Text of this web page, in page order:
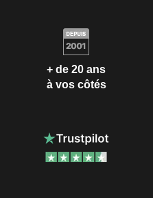
+ de 20 ans
à vos côtés